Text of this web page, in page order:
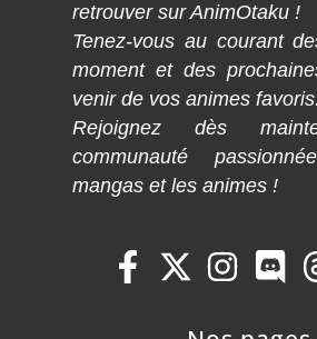
retrouver sur AnimOtaku !
Tenez-vous au courant
moment et des
venir de vos animes favoris.
Rejoignez dès
communauté
mangas et les animes !